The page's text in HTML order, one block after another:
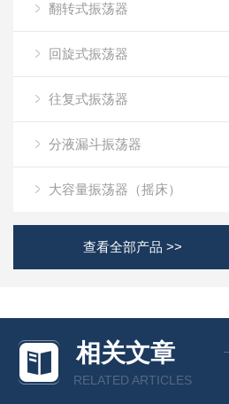
翻转式振荡器
回旋式振荡器
往复式振荡器
分液漏斗振荡器
大容量振荡器（摇床）
查看全部产品 >>
相关文章
RELATED ARTICLES